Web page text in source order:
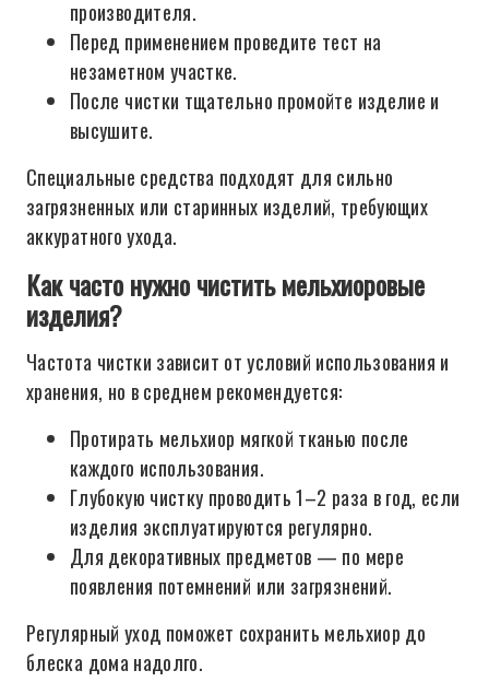
производителя.
Перед применением проведите тест на
незаметном участке.
После чистки тщательно промойте изделие и
высушите.
Специальные средства подходят для сильно
загрязненных или старинных изделий, требующих
аккуратного ухода.
Как часто нужно чистить мельхиоровые
изделия?
Частота чистки зависит от условий использования и
хранения, но в среднем рекомендуется:
Протирать мельхиор мягкой тканью после
каждого использования.
Глубокую чистку проводить 1–2 раза в год, если
изделия эксплуатируются регулярно.
Для декоративных предметов — по мере
появления потемнений или загрязнений.
Регулярный уход поможет сохранить мельхиор до
блеска дома надолго.